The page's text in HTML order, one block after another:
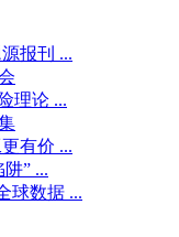
报刊 ...
理论 ...
有价 ...
” ...
球数据 ...